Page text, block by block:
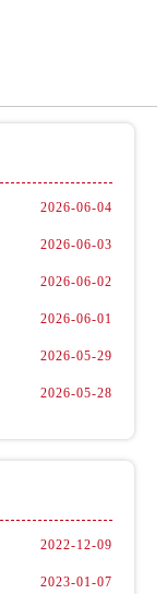
2026-06-04
2026-06-03
2026-06-02
2026-06-01
2026-05-29
2026-05-28
2022-12-09
2023-01-07